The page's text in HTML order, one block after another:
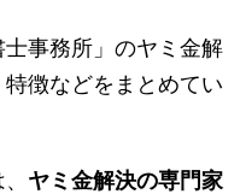
事務所」のヤミ金解
徴などをまとめてい
ヤミ金解決の専門家